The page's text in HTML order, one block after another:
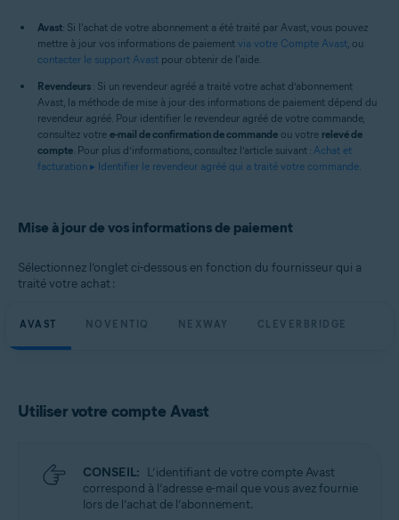
Avast: Si l'achat de votre abonnement a été traité par Avast, vous pouvez
mettre à jour vos informations de paiement via votre Compte Avast, ou
contacter le support Avast pour obtenir de l'aide.
Revendeurs : Si un revendeur agréé a traité votre achat d’abonnement
Avast, la méthode de mise à jour des informations de paiement dépend du
revendeur agréé. Pour identifier le revendeur agréé de votre commande,
consultez votre e-mail de confirmation de commande ou votre relevé de
compte. Pour plus d’informations, consultez l’article suivant : Achat et
facturation ▸ Identifier le revendeur agréé qui a traité votre commande.
Mise à jour de vos informations de paiement
Sélectionnez l’onglet ci-dessous en fonction du fournisseur qui a
traité votre achat :
AVAST NOVENTIQ NEXWAY CLEVERBRIDGE
Utiliser votre compte Avast
CONSEIL: L’identifiant de votre compte Avast
correspond à l’adresse e-mail que vous avez fournie
lors de l’achat de l’abonnement.